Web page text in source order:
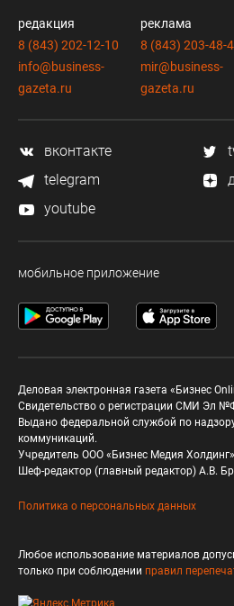
редакция
8 (843) 202-12-10
info@business-
gazeta.ru
реклама
8 (843) 203-48-
mir@business-
gazeta.ru
вконтакте
telegram
youtube
мобильное приложение
Деловая электронная газета «Бизнес
Свидетельство о регистрации СМИ Эл
Выдано федеральной службой по
коммуникаций.
Учредитель ООО «Бизнес Медия Холдинг»
Шеф-редактор (главный редактор) А.В.
Политика о персональных данных
Любое использование материалов
только при соблюдении правил